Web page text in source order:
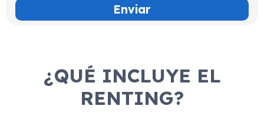
¿QUÉ INCLUYE EL
RENTING?